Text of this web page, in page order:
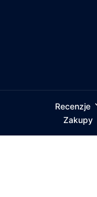
Recenzje
Zakupy